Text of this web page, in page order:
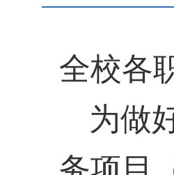
全校各
为做